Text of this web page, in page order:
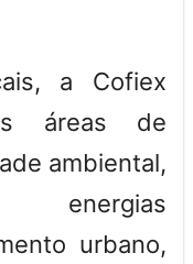
a Cofiex
áreas de
ambiental,
energias
urbano,